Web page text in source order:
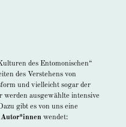
des Entomonischen“
des Verstehens von
und vielleicht sogar der
werden ausgewählte intensive
gibt es von uns eine
wendet: